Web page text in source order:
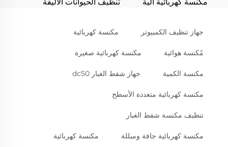
جهاز تنظيف الكمبيوتر مكنسة كهربائية
مُكنسة هوائية مكنسة كهربائية صغيرة
مكنسة الكمية جهاز شفط الغبار dc50
مكنسة كهربائية متعددة الأسطح
تنظيف مكنسة شفط الغبار
مكنسة كهربائية جافة ومبللة مكنسة كهربائية